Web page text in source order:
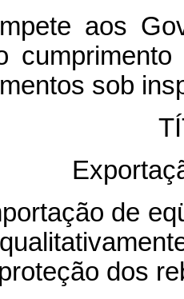
aos
sob
de
dos